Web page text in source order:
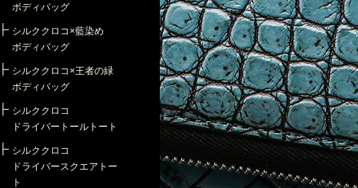
ボディバッグ
シルククロコ×藍染め
ボディバッグ
シルククロコ×王者の緑
ボディバッグ
シルククロコ
ドライバートールトート
シルククロコ
ドライバースクエアトー
ト